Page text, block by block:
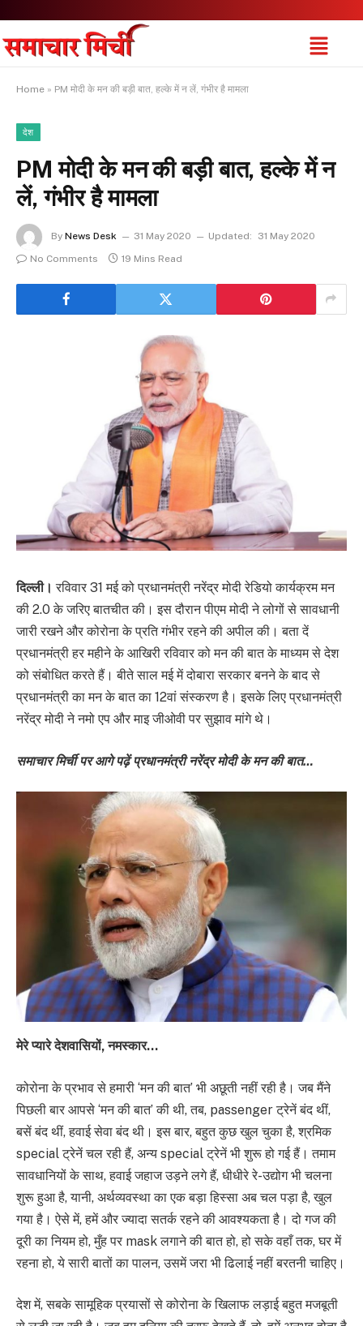
Home » PM मोदी के मन की बड़ी बात, हल्के में न लें, गंभीर है मामला
देश
PM मोदी के मन की बड़ी बात, हल्के में न
लें, गंभीर है मामला
By News Desk 31 May 2020 Updated:
31 May 2020
No Comments
19 Mins Read
दिल्ली। रविवार 31 मई को प्रधानमंत्री नरेंद्र मोदी रेडियो कार्यक्रम मन
की 2.0 के जरिए बातचीत की। इस दौरान पीएम मोदी ने लोगों से सावधानी
जारी रखने और कोरोना के प्रति गंभीर रहने की अपील की। बता दें
प्रधानमंत्री हर महीने के आखिरी रविवार को मन की बात के माध्यम से देश
को संबोधित करते हैं। बीते साल मई में दोबारा सरकार बनने के बाद से
प्रधानमंत्री का मन के बात का 12वां संस्करण है। इसके लिए प्रधानमंत्री
नरेंद्र मोदी ने नमो एप और माइ जीओवी पर सुझाव मांगे थे।
समाचार मिर्ची पर आगे पढ़ें प्रधानमंत्री नरेंद्र मोदी के मन की बात…
मेरे प्यारे देशवासियों, नमस्कार…
कोरोना के प्रभाव से हमारी ‘मन की बात’ भी अछूती नहीं रही है। जब मैंने
पिछली बार आपसे ‘मन की बात’ की थी, तब, passenger ट्रेनें बंद थीं,
बसें बंद थीं, हवाई सेवा बंद थी। इस बार, बहुत कुछ खुल चुका है, श्रमिक
special ट्रेनें चल रही हैं, अन्य special ट्रेनें भी शुरू हो गई हैं। तमाम
सावधानियों के साथ, हवाई जहाज उड़ने लगे हैं, धीधीरे रे-उद्योग भी चलना
शुरू हुआ है, यानी, अर्थव्यवस्था का एक बड़ा हिस्सा अब चल पड़ा है, खुल
गया है। ऐसे में, हमें और ज्यादा सतर्क रहने की आवश्यकता है। दो गज की
दूरी का नियम हो, मुँह पर mask लगाने की बात हो, हो सके वहाँ तक, घर में
रहना हो, ये सारी बातों का पालन, उसमें जरा भी ढिलाई नहीं बरतनी चाहिए।
देश में, सबके सामूहिक प्रयासों से कोरोना के खिलाफ लड़ाई बहुत मजबूती